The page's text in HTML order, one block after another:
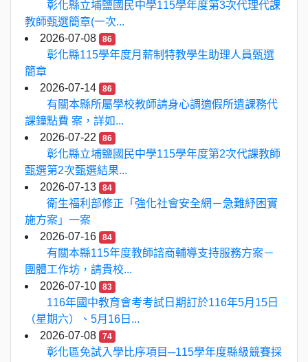
彰化縣立埔鹽國民中學115學年度第3次代理代課
教師甄選簡章(一次...
2026-07-08
86
彰化縣115學年度月薪制特教學生助理人員甄選
簡章
2026-07-14
86
有關本縣所屬學校教師請身心調適假所遺課務代
課鐘點費 案，詳如...
2026-07-22
86
彰化縣立埔鹽國民中學115學年度第2次代課教師
甄選第2次甄選結果...
2026-07-13
84
衛生福利部修正「強化社會安全網－急難紓困實
施方案」一案
2026-07-16
84
有關本縣115年度教師諮商輔導支持服務方案－
團體工作坊，請貴校...
2026-07-10
83
116年國中教育會考考試日期訂於116年5月15日
（星期六）、5月16日...
2026-07-08
74
彰化區免試入學比序項目─115學年度縣級競賽採